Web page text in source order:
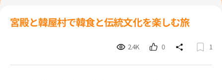
宮殿と韓屋村で韓食と伝統文化を楽しむ旅
2.4K 0 1